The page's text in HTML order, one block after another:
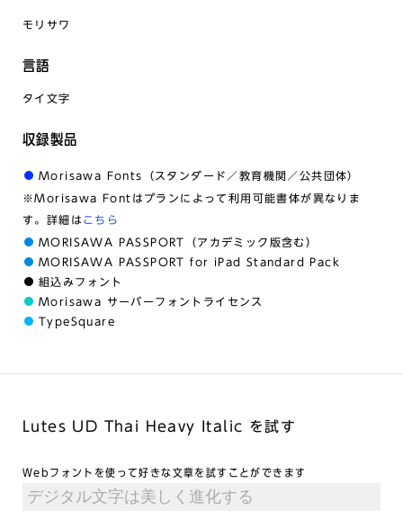
モリサワ
言語
タイ文字
収録製品
Morisawa Fonts（スタンダード／教育機関／公共団体）
※Morisawa Fontはプランによって利用可能書体が異なりま
す。詳細は こちら
MORISAWA PASSPORT（アカデミック版含む）
MORISAWA PASSPORT for iPad Standard Pack
組込みフォント
Morisawa サーバーフォントライセンス
TypeSquare
Lutes UD Thai Heavy Italic を試す
Webフォントを使って好きな文章を試すことができます